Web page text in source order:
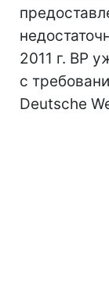
2011 г. BP
с
Deutsche